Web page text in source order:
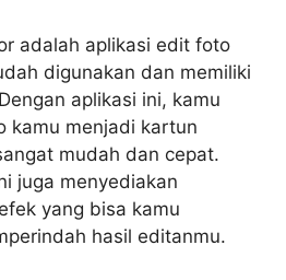
adalah aplikasi edit foto
digunakan dan memiliki
aplikasi ini, kamu
kamu menjadi kartun
mudah dan cepat.
juga menyediakan
yang bisa kamu
hasil editanmu.